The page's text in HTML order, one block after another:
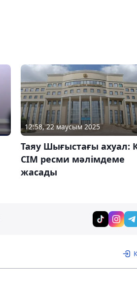
12:58, 22 маусым 2025
Таяу Шығыстағы ахуал:
СІМ ресми мәлімдеме
жасады